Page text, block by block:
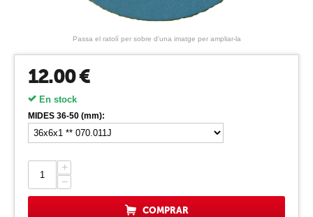
Passa el ratolí per sobre d'una imatge per ampliar-la
12.00€
En stock
MIDES 36-50 (mm):
+
−
COMPRAR